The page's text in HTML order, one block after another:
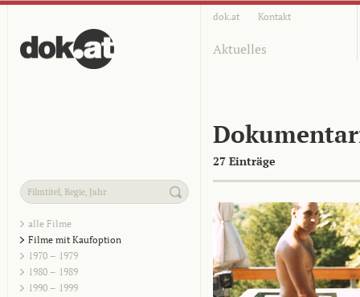
dok.at Kontakt
Aktuelles
27 Einträge
alle Filme
Filme mit Kaufoption
1970 – 1979
1980 – 1989
1990 – 1999